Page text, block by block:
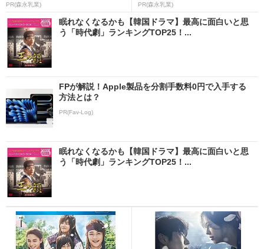
PR(森永乳業) PR(森永乳業)
眠れなくなるかも【韓国ドラマ】最高に面白いと思
う「時代劇」ランキングTOP25！...
FPが解説！Apple製品を分割手数料0円で入手する
方法とは？
PR(Fav-Log)
眠れなくなるかも【韓国ドラマ】最高に面白いと思
う「時代劇」ランキングTOP25！...